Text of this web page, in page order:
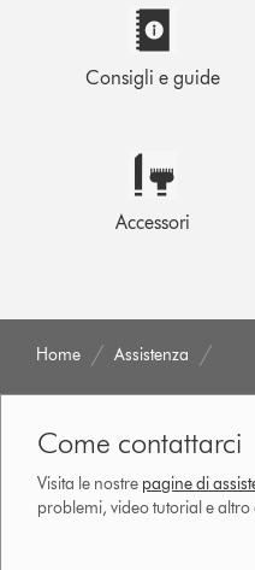
Consigli e guide
Accessori
Home Assistenza
Come contattarci
Visita le nostre pagine di
problemi, video tutorial e